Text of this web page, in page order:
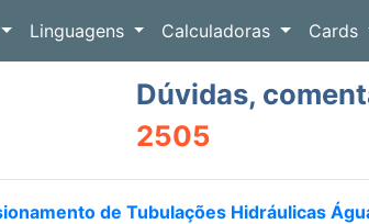
Linguagens Calculadoras Cards
Dúvidas,
2505
de Tubulações Hidráulicas